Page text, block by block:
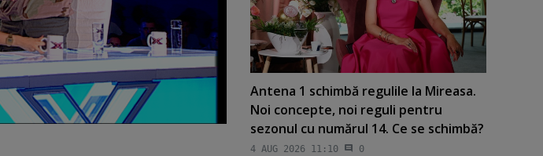
Antena 1 schimbă regulile la Mireasa.
Noi concepte, noi reguli pentru
sezonul cu numărul 14. Ce se schimbă?
4 AUG 2026 11:10 0